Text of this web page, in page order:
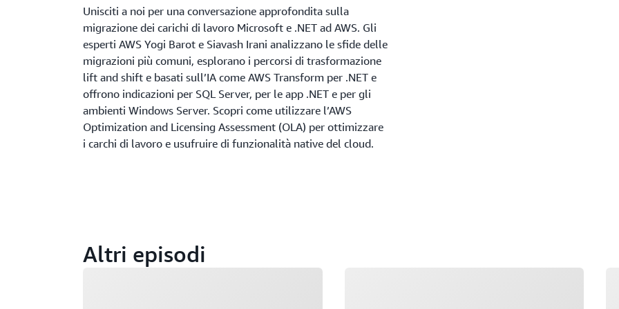
Unisciti a noi per una conversazione approfondita sulla
migrazione dei carichi di lavoro Microsoft e .NET ad AWS. Gli
esperti AWS Yogi Barot e Siavash Irani analizzano le sfide delle
migrazioni più comuni, esplorano i percorsi di trasformazione
lift and shift e basati sull’IA come AWS Transform per .NET e
offrono indicazioni per SQL Server, per le app .NET e per gli
ambienti Windows Server. Scopri come utilizzare l’AWS
Optimization and Licensing Assessment (OLA) per ottimizzare
i carchi di lavoro e usufruire di funzionalità native del cloud.
Altri episodi